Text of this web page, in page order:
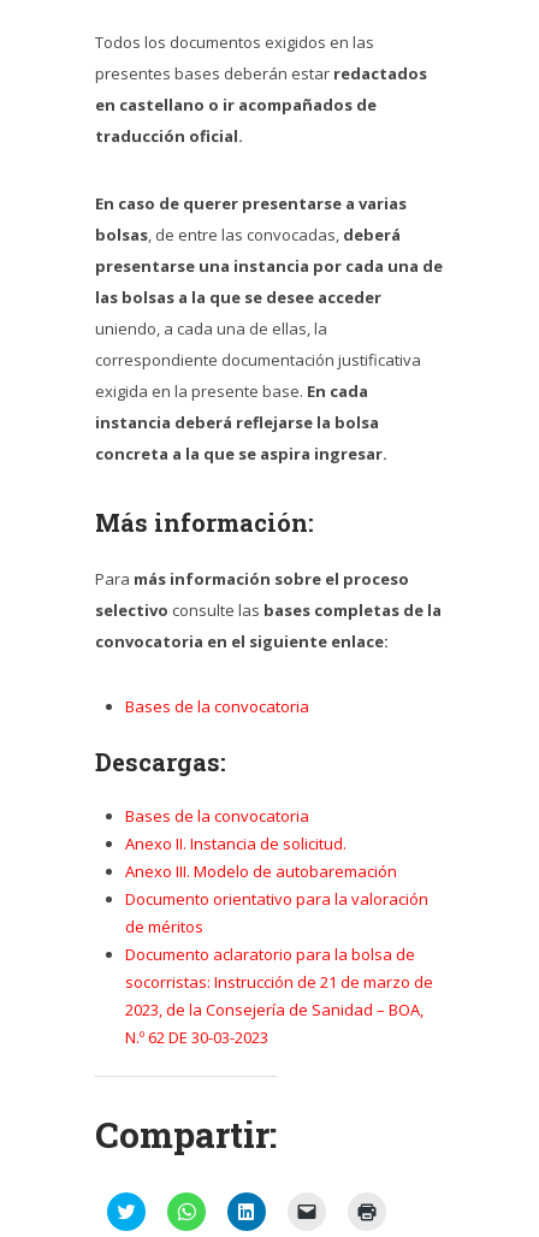
Todos los documentos exigidos en las
presentes bases deberán estar redactados
en castellano o ir acompañados de
traducción oficial.
En caso de querer presentarse a varias
bolsas, de entre las convocadas, deberá
presentarse una instancia por cada una de
las bolsas a la que se desee acceder
uniendo, a cada una de ellas, la
correspondiente documentación justificativa
exigida en la presente base. En cada
instancia deberá reflejarse la bolsa
concreta a la que se aspira ingresar.
Más información:
Para más información sobre el proceso
selectivo consulte las bases completas de la
convocatoria en el siguiente enlace:
Bases de la convocatoria
Descargas:
Bases de la convocatoria
Anexo II. Instancia de solicitud.
Anexo III. Modelo de autobaremación
Documento orientativo para la valoración
de méritos
Documento aclaratorio para la bolsa de
socorristas: Instrucción de 21 de marzo de
2023, de la Consejería de Sanidad – BOA,
N.º 62 DE 30-03-2023
Compartir:
Haz
clic
Haz
clic
Haz
clic